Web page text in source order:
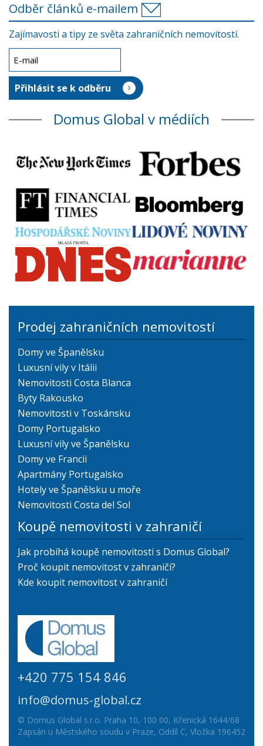
Odběr článků e-mailem
Zajímavosti a tipy ze světa zahraničních nemovitostí.
Domus Global v médiích
Prodej zahraničních nemovitostí
Domy ve Španělsku
Luxusní vily v Itálii
Nemovitosti Costa Blanca
Byty Rakousko
Nemovitosti v Toskánsku
Domy Portugalsko
Luxusní vily ve Španělsku
Domy ve Francii
Apartmány Portugalsko
Hotely ve Španělsku u moře
Nemovitosti Costa del Sol
Koupě nemovitosti v zahraničí
Jak probíhá koupě nemovitosti s Domus Global?
Proč koupit nemovitost v zahraničí?
Kde koupit nemovitost v zahraničí
+420 775 154 846
info@domus-global.cz
© Domus Global s.r.o. Praha 10, 100 00, Křenická 1644/68
Zapsán u Městského soudu v Praze, Oddíl C, Vložka 196452